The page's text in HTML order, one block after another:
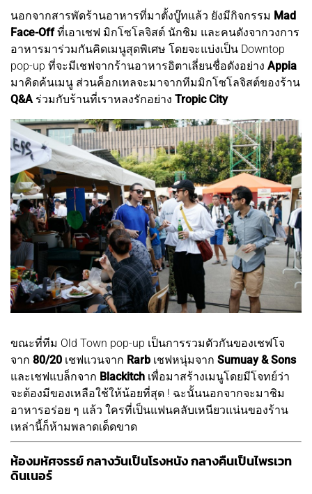
นอกจากสารพัดร้านอาหารที่มาตั้งบู๊ทแล้ว ยังมีกิจกรรม Mad
Face-Offที่เอาเชฟ มิกโซโลจิสต์ นักชิม และคนดังจากวงการ
อาหารมาร่วมกันคิดเมนูสุดพิเศษ โดยจะแบ่งเป็น Downtop
pop-up ที่จะมีเชฟจากร้านอาหารอิตาเลี่ยนชื่อดังอย่าง Appia
มาคิดค้นเมนู ส่วนค็อกเทลจะมาจากทีมมิกโซโลจิสต์ของร้าน
Q&A ร่วมกับร้านที่เราหลงรักอย่าง Tropic City
ขณะที่ทีม Old Town pop-up เป็นการรวมตัวกันของเชฟโจ
จาก 80/20 เชฟแวนจาก Rarb เชฟหนุ่มจาก Sumuay & Sons
และเชฟแบล็กจาก Blackitch เพื่อมาสร้างเมนูโดยมีโจทย์ว่า
จะต้องมีของเหลือใช้ให้น้อยที่สุด ! ฉะนั้นนอกจากจะมาชิม
อาหารอร่อย ๆ แล้ว ใครที่เป็นแฟนคลับเหนียวแน่นของร้าน
เหล่านี้ก็ห้ามพลาดเด็ดขาด
ห้องมหัศจรรย์ กลางวันเป็นโรงหนัง กลางคืนเป็นไพรเวท
ดินเนอร์